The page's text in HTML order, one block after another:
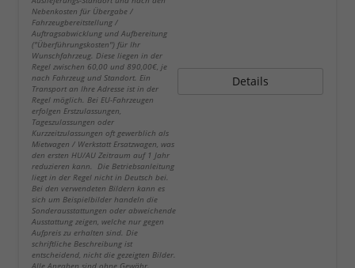
Nebenkosten für Übergabe /
Fahrzeugbereitstellung /
Auftragsabwicklung und Aufbereitung
("Überführungskosten") für Ihr
Wunschfahrzeug. Diese liegen in der
Regel zwischen 60,00 und 890,00€, je
nach Fahrzeug und Standort. Ein
Transport an Ihre Adresse ist in der
Regel möglich. Bei EU-Fahrzeugen
erfolgen Erstzulassungen,
Tageszulassungen oder
Kurzzeitzulassungen oft gewerblich als
Mietwagen / Werkstatt Ersatzwagen, was
den ersten HU/AU Zeitraum auf 1 Jahr
reduzieren kann. Die Betriebsanleitung
liegt in der Regel nicht in Deutsch bei.
Bei den verwendeten Bildern kann es
sich um Beispielbilder handeln die
Sonderausstattungen oder abweichende
Ausstattung zeigen, welche nur gegen
Aufpreis zu erhalten sind. Die
schriftliche Beschreibung ist
entscheidend, nicht die gezeigten Bilder.
Details